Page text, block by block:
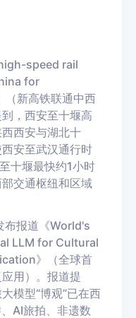
speed rail
for
（新高铁联通中西
，西安至十堰高
西安与湖北十
安至武汉通行时
十堰最快约1小时
交通枢纽和区域
布报道 《World's
LLM for Cultural
》 （全球首
用 ） 。报道提
模型“博观”已在西
AI旅拍、非遗数